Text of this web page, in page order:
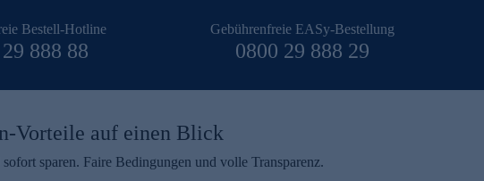
Bestell-Hotline
888 88
Gebührenfreie EASy-Bestellung
0800 29 888 29
Vorteile auf einen Blick
sparen. Faire Bedingungen und volle Transparenz.